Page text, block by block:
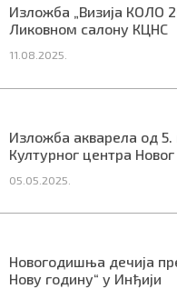
Изложба „Визија КОЛО
Ликовном салону КЦНС
11.08.2025.
Изложба акварела од 5.
Културног центра
05.05.2025.
Новогодишња дечија
Нову годину“ у Инђији
ПОДКАСТ
ЗЕЛЕНИ ГРАД
ВИДЕО
СПЕЦИЈАЛИ
СРБИЈА